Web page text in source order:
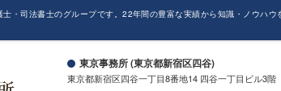
・司法書士のグループです。22年間の豊富な実績から知識・ノウハ
東京事務所 (東京都新宿区四谷)
東京都新宿区四谷一丁目8番地14 四谷一丁目ビル3階